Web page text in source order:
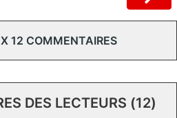
12 COMMENTAIRES
DES LECTEURS (12)